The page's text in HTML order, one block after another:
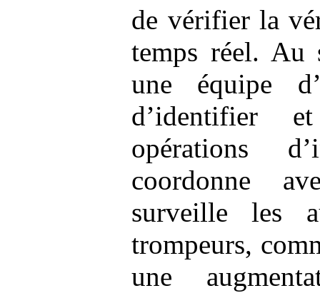
de vérifier la
temps réel. Au
une équipe
d’identifier
opérations
coordonne
surveille les
trompeurs,
une